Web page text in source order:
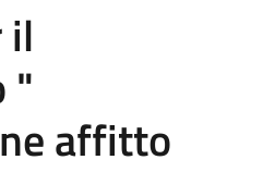
il
"
affitto